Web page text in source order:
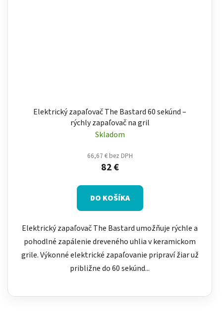
Elektrický zapaľovač The Bastard 60 sekúnd –
rýchly zapaľovač na gril
Skladom
66,67 € bez DPH
82 €
DO KOŠÍKA
Elektrický zapaľovač The Bastard umožňuje rýchle a
pohodlné zapálenie dreveného uhlia v keramickom
grile. Výkonné elektrické zapaľovanie pripraví žiar už
približne do 60 sekúnd...